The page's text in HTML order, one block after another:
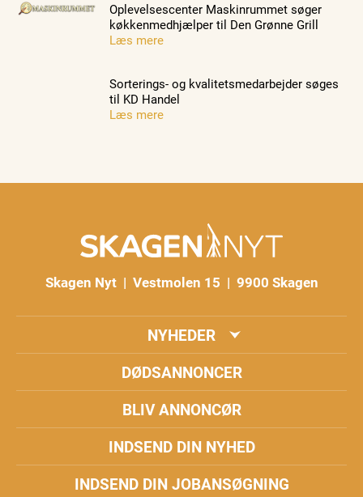
Oplevelsescenter Maskinrummet søger
køkkenmedhjælper til Den Grønne Grill
Læs mere
Sorterings- og kvalitetsmedarbejder søges
til KD Handel
Læs mere
Skagen Nyt | Vestmolen 15 | 9900 Skagen
NYHEDER
DØDSANNONCER
BLIV ANNONCØR
INDSEND DIN NYHED
INDSEND DIN JOBANSØGNING